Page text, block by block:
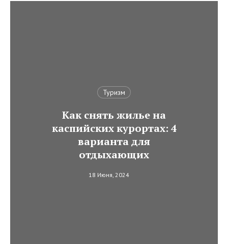
Туризм
Как снять жилье на
каспийских курортах: 4
варианта для
отдыхающих
18 Июня, 2024